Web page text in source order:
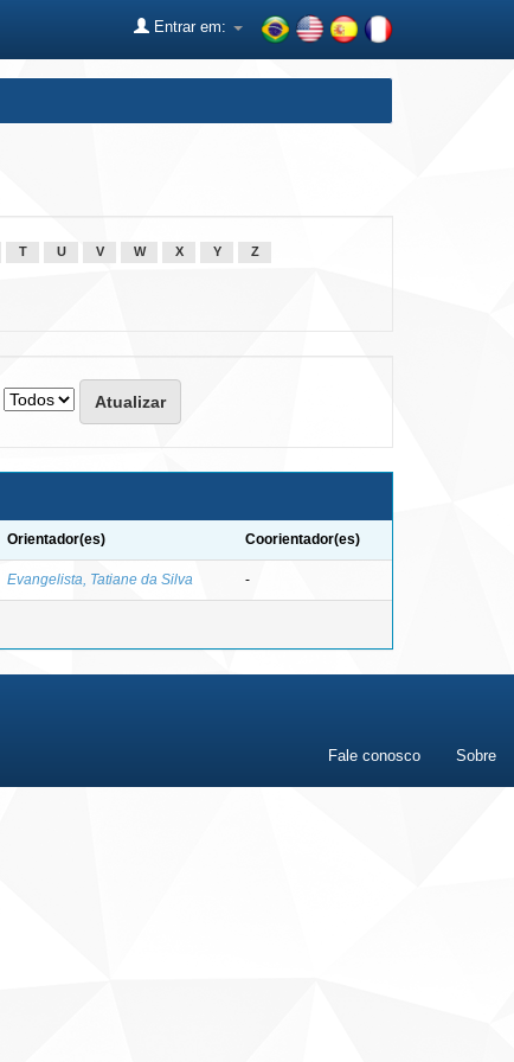
Entrar em:
T U V W X Y Z
Orientador(es) Coorientador(es)
Evangelista, Tatiane da Silva -
Fale conosco Sobre